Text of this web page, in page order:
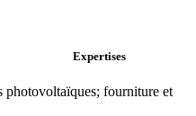
Expertises
photovoltaïques; fourniture et